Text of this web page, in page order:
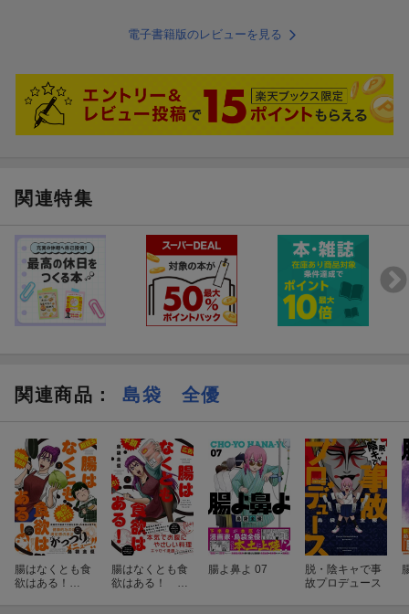
電子書籍版のレビューを見る
関連特集
関連商品 ： 島袋 全優
腸はなくとも食
欲はある！
腸はなくとも食
欲はある！
腸よ鼻よ 07
脱・陰キャで事
故プロデュース